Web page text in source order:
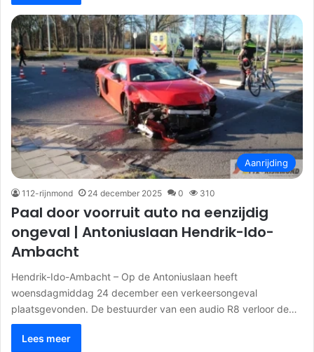
Aanrijding
112-rijnmond 24 december 2025 0 310
Paal door voorruit auto na eenzijdig
ongeval | Antoniuslaan Hendrik-Ido-
Ambacht
Hendrik-Ido-Ambacht – Op de Antoniuslaan heeft
woensdagmiddag 24 december een verkeersongeval
plaatsgevonden. De bestuurder van een audio R8 verloor de…
Lees meer